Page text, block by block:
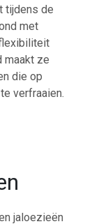
tijdens de
met
maakt ze
die op
verfraaien.
jaloezieën